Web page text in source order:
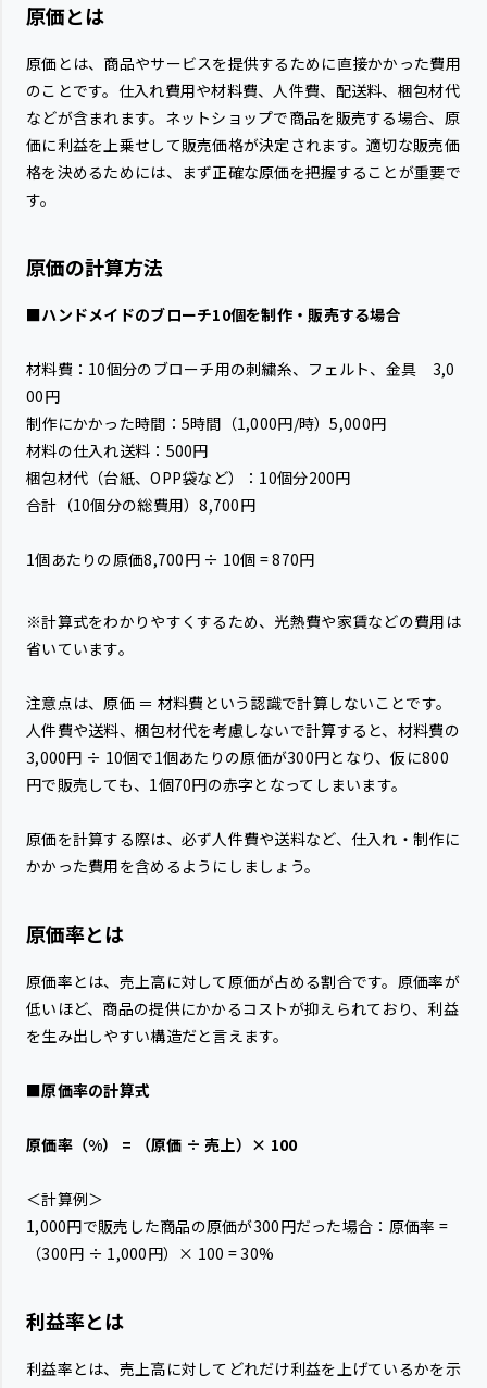
原価とは
原価とは、商品やサービスを提供するために直接かかった費用
のことです。仕入れ費用や材料費、人件費、配送料、梱包材代
などが含まれます。ネットショップで商品を販売する場合、原
価に利益を上乗せして販売価格が決定されます。適切な販売価
格を決めるためには、まず正確な原価を把握することが重要で
す。
原価の計算方法
■ハンドメイドのブローチ10個を制作・販売する場合
材料費：10個分のブローチ用の刺繍糸、フェルト、金具 3,0
00円
制作にかかった時間：5時間（1,000円/時）5,000円
材料の仕入れ送料：500円
梱包材代（台紙、OPP袋など）：10個分200円
合計（10個分の総費用）8,700円
1個あたりの原価8,700円 ÷ 10個 = 870円
※計算式をわかりやすくするため、光熱費や家賃などの費用は
省いています。
注意点は、原価 ＝ 材料費という認識で計算しないことです。
人件費や送料、梱包材代を考慮しないで計算すると、材料費の
3,000円 ÷ 10個で1個あたりの原価が300円となり、仮に800
円で販売しても、1個70円の赤字となってしまいます。
原価を計算する際は、必ず人件費や送料など、仕入れ・制作に
かかった費用を含めるようにしましょう。
原価率とは
原価率とは、売上高に対して原価が占める割合です。原価率が
低いほど、商品の提供にかかるコストが抑えられており、利益
を生み出しやすい構造だと言えます。
■原価率の計算式
原価率（%） = （原価 ÷ 売上）× 100
＜計算例＞
1,000円で販売した商品の原価が300円だった場合：原価率 =
（300円 ÷ 1,000円）× 100 = 30%
利益率とは
利益率とは、売上高に対してどれだけ利益を上げているかを示